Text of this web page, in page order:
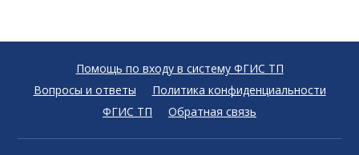
Помощь по входу в систему ФГИС ТП
Вопросы и ответы
Политика конфиденциальности
ФГИС ТП
Обратная связь